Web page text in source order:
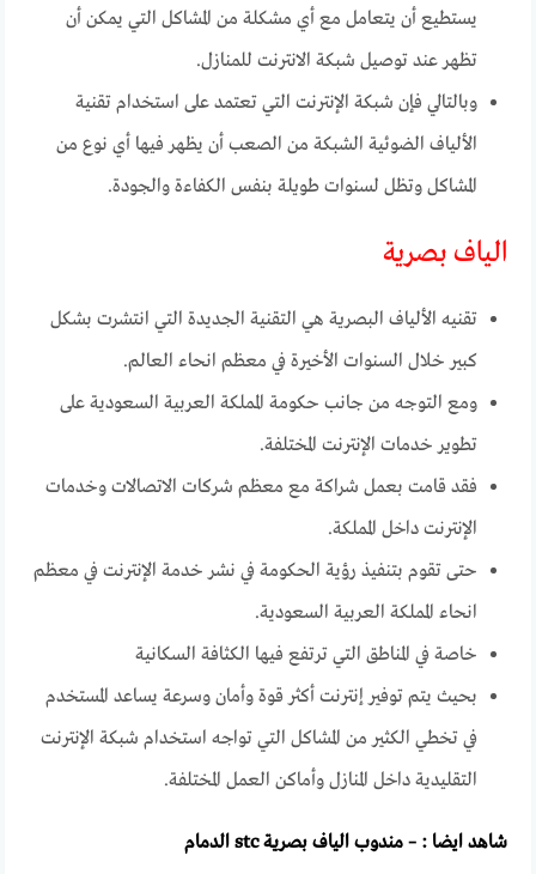
يستطيع أن يتعامل مع أي مشكلة من المشاكل التي يمكن أن
تظهر عند توصيل شبكة الانترنت للمنازل.
وبالتالي فإن شبكة الإنترنت التي تعتمد على استخدام تقنية
الألياف الضوئية الشبكة من الصعب أن يظهر فيها أي نوع من
المشاكل وتظل لسنوات طويلة بنفس الكفاءة والجودة.
الياف بصرية
تقنيه الألياف البصرية هي التقنية الجديدة التي انتشرت بشكل
كبير خلال السنوات الأخيرة في معظم انحاء العالم.
ومع التوجه من جانب حكومة المملكة العربية السعودية على
تطوير خدمات الإنترنت المختلفة.
فقد قامت بعمل شراكة مع معظم شركات الاتصالات وخدمات
الإنترنت داخل المملكة.
حتى تقوم بتنفيذ رؤية الحكومة في نشر خدمة الإنترنت في معظم
انحاء المملكة العربية السعودية.
خاصة في المناطق التي ترتفع فيها الكثافة السكانية
بحيث يتم توفير إنترنت أكثر قوة وأمان وسرعة يساعد المستخدم
في تخطي الكثير من المشاكل التي تواجه استخدام شبكة الإنترنت
التقليدية داخل المنازل وأماكن العمل المختلفة.
شاهد ايضا : –مندوب الياف بصرية stc الدمام